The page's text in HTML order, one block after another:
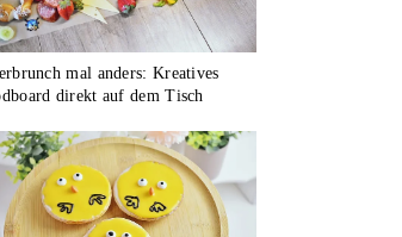
mal anders: Kreatives
direkt auf dem Tisch